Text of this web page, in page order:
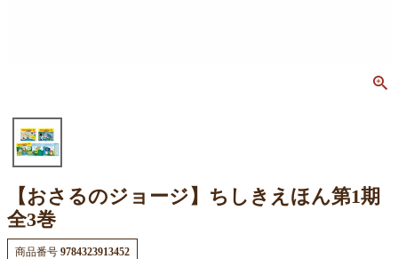
【おさるのジョージ】ちしきえほん第1期
全3巻
商品番号 9784323913452